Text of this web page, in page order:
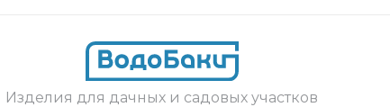
Изделия для дачных и садовых участков